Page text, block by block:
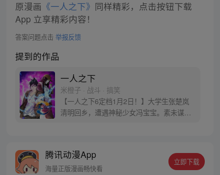
原漫画 《一人之下》 同样精彩，点击按钮下载
App 立享精彩内容！
答案问题点击 举报反馈
提到的作品
一人之下
米橙子 · 战斗 · 搞笑
【一人之下6定档1月2日！】大学生张楚岚
清明回乡，遭遇神秘少女冯宝宝。素未谋面
密，张楚岚的生活被彻底颠覆，与冯宝宝一
同踏上“异人”之旅。
腾讯动漫App
海量正版漫画畅快看
立即下载